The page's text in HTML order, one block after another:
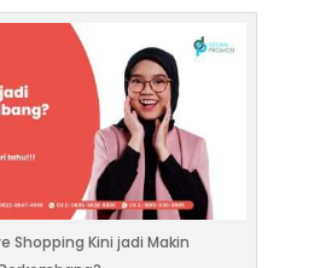
Shopping Kini jadi Makin